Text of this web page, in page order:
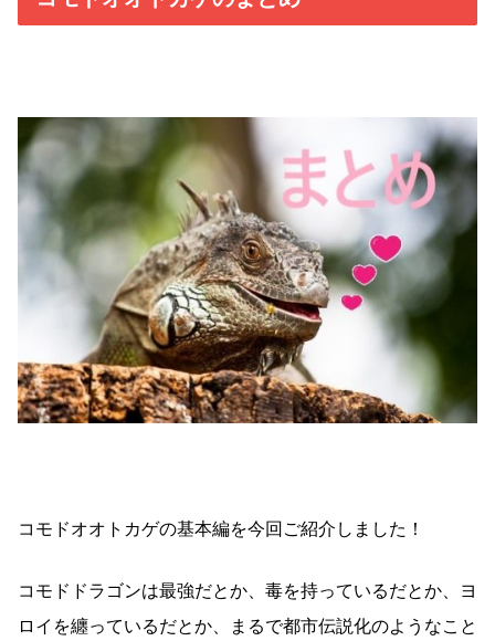
コモドオオトカゲの基本編を今回ご紹介しました！
コモドドラゴンは最強だとか、毒を持っているだとか、ヨ
ロイを纏っているだとか、まるで都市伝説化のようなこと